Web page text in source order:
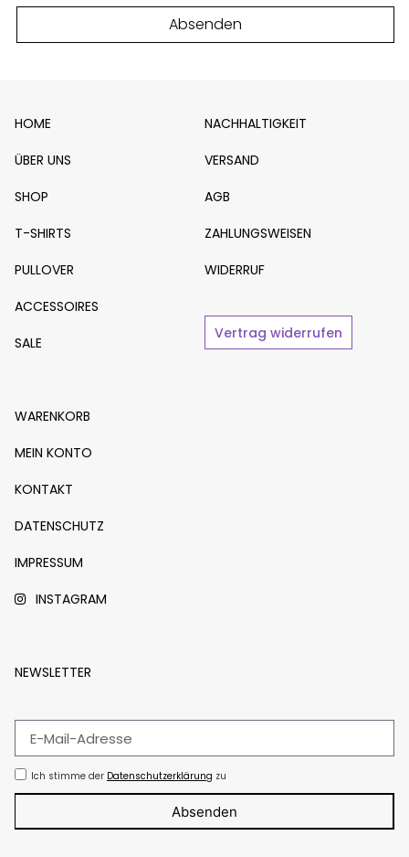
Absenden
HOME
ÜBER UNS
SHOP
T-SHIRTS
PULLOVER
ACCESSOIRES
SALE
NACHHALTIGKEIT
VERSAND
AGB
ZAHLUNGSWEISEN
WIDERRUF
Vertrag widerrufen
WARENKORB
MEIN KONTO
KONTAKT
DATENSCHUTZ
IMPRESSUM
INSTAGRAM
NEWSLETTER
Ich stimme der Datenschutzerklärung zu
Absenden